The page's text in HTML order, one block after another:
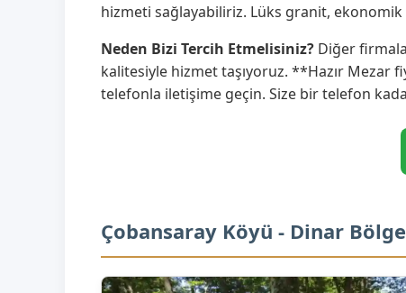
hizmeti sağlayabiliriz. Lüks granit, ekonomik
Neden Bizi Tercih Etmelisiniz? Diğer
kalitesiyle hizmet taşıyoruz. **Hazır Mezar
telefonla iletişime geçin. Size bir telefon
Çobansaray Köyü - Dinar